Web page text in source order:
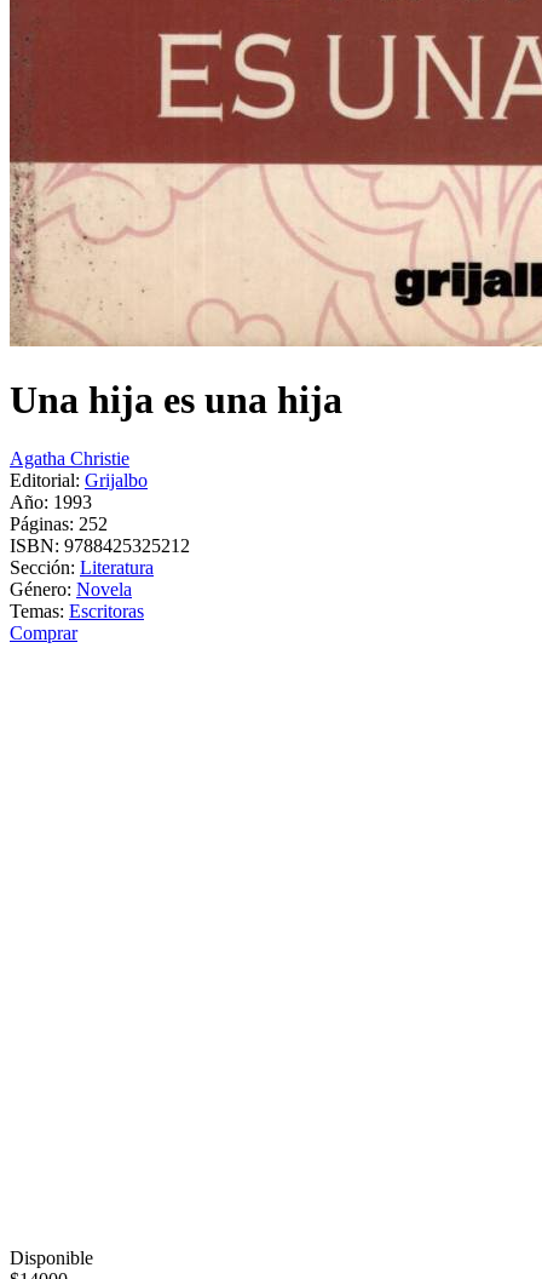
Una hija es una hija
Agatha Christie
Editorial: Grijalbo
Año: 1993
Páginas: 252
ISBN: 9788425325212
Sección: Literatura
Género: Novela
Temas: Escritoras
Comprar
Disponible